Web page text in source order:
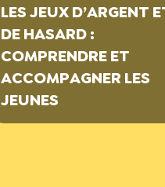
LES JEUX D’ARGENT
DE HASARD :
COMPRENDRE ET
ACCOMPAGNER LES
JEUNES